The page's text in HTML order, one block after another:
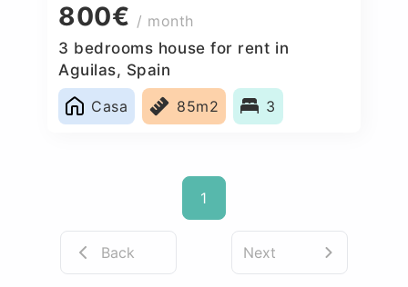
800€ / month
3 bedrooms house for rent in
Aguilas, Spain
Casa
85m2 3
1
Back Next